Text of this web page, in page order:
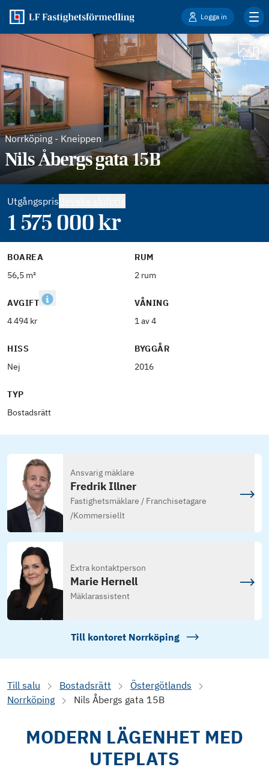
Logga in
Norrköping - Kneippen
Nils Åbergs gata 15B
Utgångspris
1 575 000kr
BOAREA
56,5 m²
RUM
2 rum
AVGIFT
4 494 kr
VÅNING
1 av 4
HISS
Nej
BYGGÅR
2016
TYP
Bostadsrätt
Ansvarig mäklare
Fredrik Illner
Fastighetsmäklare / Franchisetagare
/Kommersiellt
Extra kontaktperson
Marie Hernell
Mäklarassistent
Till kontoret Norrköping
Till salu Bostadsrätt
Östergötlands
Norrköping
Nils Åbergs gata 15B
MODERN LÄGENHET MED
UTEPLATS